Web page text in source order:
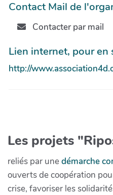
Contact Mail de
Contacter par mail
Lien internet, pour en
http://
Les projets
reliés par unedémarche
ouverts de coopération
crise, favoriser les